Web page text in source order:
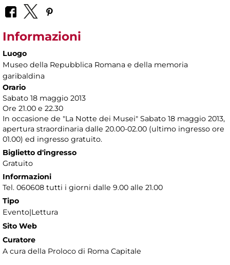
Informazioni
Luogo
Museo della Repubblica Romana e della memoria
garibaldina
Orario
Sabato 18 maggio 2013
Ore 21.00 e 22.30
In occasione de "La Notte dei Musei" Sabato 18 maggio 2013,
apertura straordinaria dalle 20.00-02.00 (ultimo ingresso ore
01.00) ed ingresso gratuito.
Biglietto d'ingresso
Gratuito
Informazioni
Tel. 060608 tutti i giorni dalle 9.00 alle 21.00
Tipo
Evento|Lettura
Sito Web
Curatore
A cura della Proloco di Roma Capitale